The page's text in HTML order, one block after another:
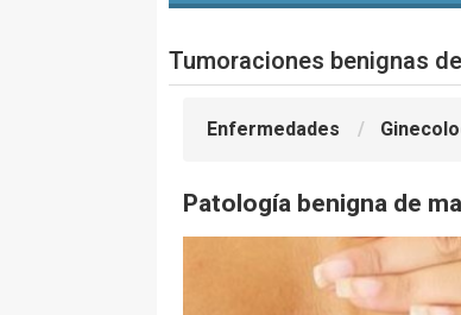
Tumoraciones benignas
Enfermedades
Patología benigna de